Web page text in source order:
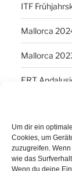
Um dir ein
Cookies, um
zuzugreifen.
wie das
Wenn du deine
ITF
Mallorca
Mallorca
ERT
Arber
Havanna